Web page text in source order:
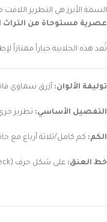
السمة الأبرز هي التطريز اللافت
عصرية مستوحاة من التراث
تُعد هذه الجلابية خياراً ممتازاً
توليفة الألوان: أزرق سماوي
التفصيل الأساسي: تطريز
الكم: كم كامل/ثلاثة أرباع مع
خط العنق: على شكل حرف V (V-neck).